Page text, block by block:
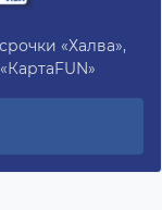
«Халва»,